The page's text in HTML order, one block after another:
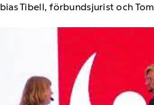
Tibell, förbundsjurist och